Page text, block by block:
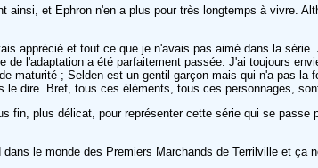
et Ephron n'en a plus pour très longtemps à vivre.
apprécié et tout ce que je n'avais pas aimé dans la
l'adaptation a été parfaitement passée. J'ai toujours
maturité ; Selden est un gentil garçon mais qui n'a pas
dire. Bref, tous ces éléments, tous ces personnages,
fin, plus délicat, pour représenter cette série qui se
le monde des Premiers Marchands de Terrilville et ça